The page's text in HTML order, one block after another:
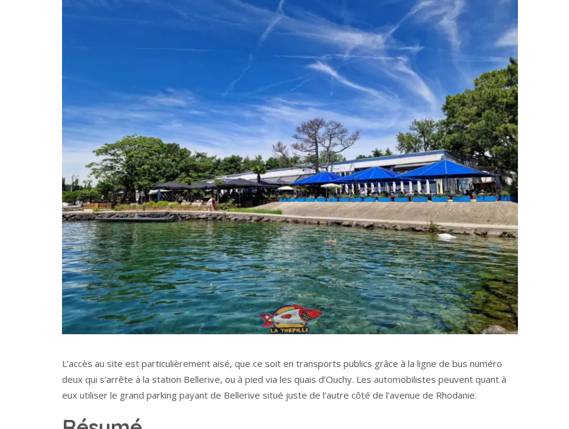
L’accès au site est particulièrement aisé, que ce soit en transports publics grâce à la ligne de bus numéro
deux qui s’arrête à la station Bellerive, ou à pied via les quais d’Ouchy. Les automobilistes peuvent quant à
eux utiliser le grand parking payant de Bellerive situé juste de l’autre côté de l’avenue de Rhodanie.